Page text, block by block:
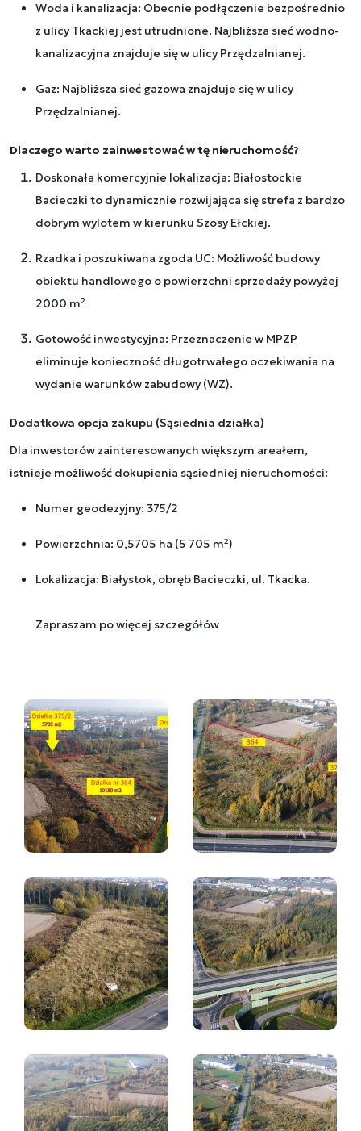
Woda i kanalizacja: Obecnie podłączenie bezpośrednio
z ulicy Tkackiej jest utrudnione. Najbliższa sieć wodno-
kanalizacyjna znajduje się w ulicy Przędzalnianej.
Gaz: Najbliższa sieć gazowa znajduje się w ulicy
Przędzalnianej.
Dlaczego warto zainwestować w tę nieruchomość?
Doskonała komercyjnie lokalizacja: Białostockie
Bacieczki to dynamicznie rozwijająca się strefa z bardzo
dobrym wylotem w kierunku Szosy Ełckiej.
Rzadka i poszukiwana zgoda UC: Możliwość budowy
obiektu handlowego o powierzchni sprzedaży powyżej
2000 m²
Gotowość inwestycyjna: Przeznaczenie w MPZP
eliminuje konieczność długotrwałego oczekiwania na
wydanie warunków zabudowy (WZ).
Dodatkowa opcja zakupu (Sąsiednia działka)
Dla inwestorów zainteresowanych większym areałem,
istnieje możliwość dokupienia sąsiedniej nieruchomości:
Numer geodezyjny: 375/2
Powierzchnia: 0,5705 ha (5 705 m²)
Lokalizacja: Białystok, obręb Bacieczki, ul. Tkacka.
Zapraszam po więcej szczegółów